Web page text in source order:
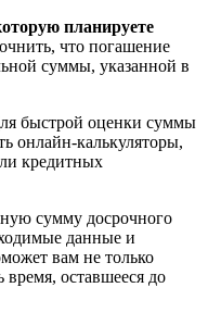
планируете
что погашение
суммы, указанной в
быстрой оценки суммы
онлайн-калькуляторы,
кредитных
сумму досрочного
данные и
вам не только
время, оставшееся до